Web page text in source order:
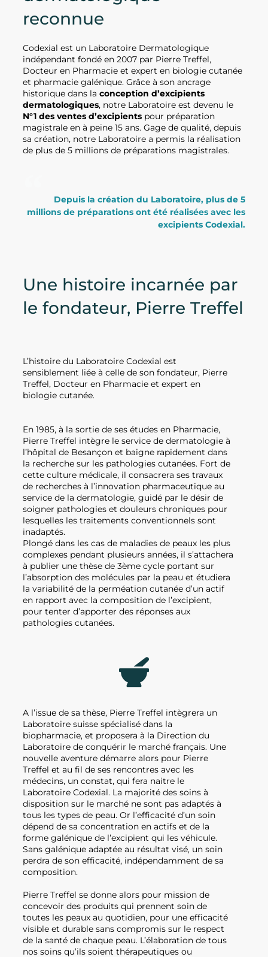
reconnue
Codexial est un Laboratoire Dermatologique
indépendant fondé en 2007 par Pierre Treffel,
Docteur en Pharmacie et expert en biologie cutanée
et pharmacie galénique. Grâce à son ancrage
historique dans la conception d’excipients
dermatologiques, notre Laboratoire est devenu le
N°1 des ventes d’excipients pour préparation
magistrale en à peine 15 ans. Gage de qualité, depuis
sa création, notre Laboratoire a permis la réalisation
de plus de 5 millions de préparations magistrales.
Depuis la création du Laboratoire, plus de 5
millions de préparations ont été réalisées avec les
excipients Codexial.
Une histoire incarnée par
le fondateur, Pierre Treffel
L’histoire du Laboratoire Codexial est
sensiblement liée à celle de son fondateur, Pierre
Treffel, Docteur en Pharmacie et expert en
biologie cutanée.
En 1985, à la sortie de ses études en Pharmacie,
Pierre Treffel intègre le service de dermatologie à
l’hôpital de Besançon et baigne rapidement dans
la recherche sur les pathologies cutanées. Fort de
cette culture médicale, il consacrera ses travaux
de recherches à l’innovation pharmaceutique au
service de la dermatologie, guidé par le désir de
soigner pathologies et douleurs chroniques pour
lesquelles les traitements conventionnels sont
inadaptés.
Plongé dans les cas de maladies de peaux les plus
complexes pendant plusieurs années, il s’attachera
à publier une thèse de 3ème cycle portant sur
l’absorption des molécules par la peau et étudiera
la variabilité de la perméation cutanée d’un actif
en rapport avec la composition de l’excipient,
pour tenter d’apporter des réponses aux
pathologies cutanées.
A l’issue de sa thèse, Pierre Treffel intègrera un
Laboratoire suisse spécialisé dans la
biopharmacie, et proposera à la Direction du
Laboratoire de conquérir le marché français. Une
nouvelle aventure démarre alors pour Pierre
Treffel et au fil de ses rencontres avec les
médecins, un constat, qui fera naitre le
Laboratoire Codexial. La majorité des soins à
disposition sur le marché ne sont pas adaptés à
tous les types de peau. Or l’efficacité d’un soin
dépend de sa concentration en actifs et de la
forme galénique de l’excipient qui les véhicule.
Sans galénique adaptée au résultat visé, un soin
perdra de son efficacité, indépendamment de sa
composition.
Pierre Treffel se donne alors pour mission de
concevoir des produits qui prennent soin de
toutes les peaux au quotidien, pour une efficacité
visible et durable sans compromis sur le respect
de la santé de chaque peau. L’élaboration de tous
nos soins qu’ils soient thérapeutiques ou